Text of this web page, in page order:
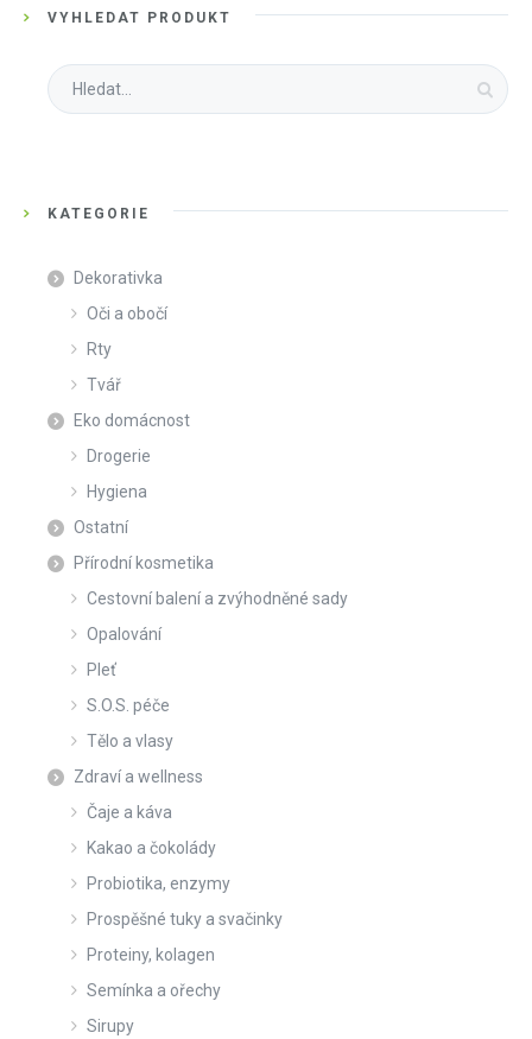
VYHLEDAT PRODUKT
Search
for:
KATEGORIE
Dekorativka
Oči a obočí
Rty
Tvář
Eko domácnost
Drogerie
Hygiena
Ostatní
Přírodní kosmetika
Cestovní balení a zvýhodněné sady
Opalování
Pleť
S.O.S. péče
Tělo a vlasy
Zdraví a wellness
Čaje a káva
Kakao a čokolády
Probiotika, enzymy
Prospěšné tuky a svačinky
Proteiny, kolagen
Semínka a ořechy
Sirupy